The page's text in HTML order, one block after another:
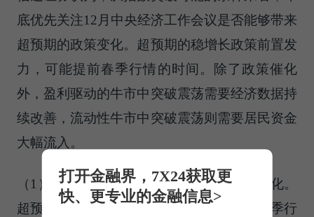
底优先关注12月中央经济工作会议是否能够带来
超预期的政策变化。超预期的稳增长政策前置发
力，可能提前春季行情的时间。除了政策催化
外，盈利驱动的牛市中突破震荡需要经济数据持
续改善，流动性牛市中突破震荡则需要居民资金
大幅流入。
（1）指数突破可能的条件一：增量政策催化。
超预期的稳增长政策前置发力，可能提前春季行
打开金融界，7X24获取更
快、更专业的金融信息>